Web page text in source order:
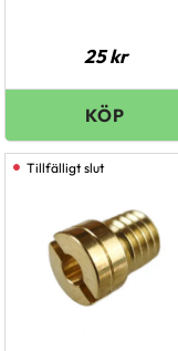
25kr